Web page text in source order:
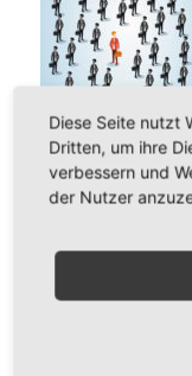
sicherlich
Auch Sie werden
selten an Ihre
sich anpassen,
Diese Seite nutzt
Dritten, um ihre
verbessern und
der Nutzer